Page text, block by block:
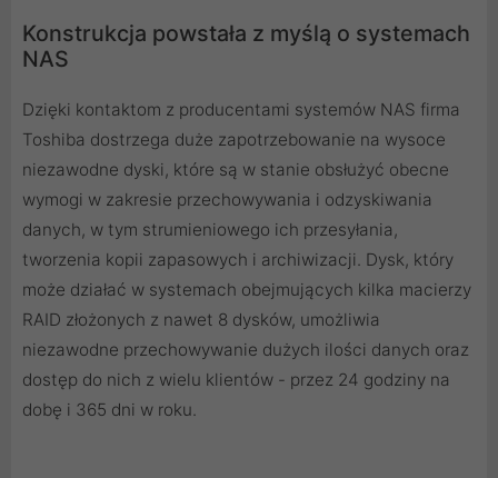
Konstrukcja powstała z myślą o systemach
NAS
Dzięki kontaktom z producentami systemów NAS firma
Toshiba dostrzega duże zapotrzebowanie na wysoce
niezawodne dyski, które są w stanie obsłużyć obecne
wymogi w zakresie przechowywania i odzyskiwania
danych, w tym strumieniowego ich przesyłania,
tworzenia kopii zapasowych i archiwizacji. Dysk, który
może działać w systemach obejmujących kilka macierzy
RAID złożonych z nawet 8 dysków, umożliwia
niezawodne przechowywanie dużych ilości danych oraz
dostęp do nich z wielu klientów - przez 24 godziny na
dobę i 365 dni w roku.